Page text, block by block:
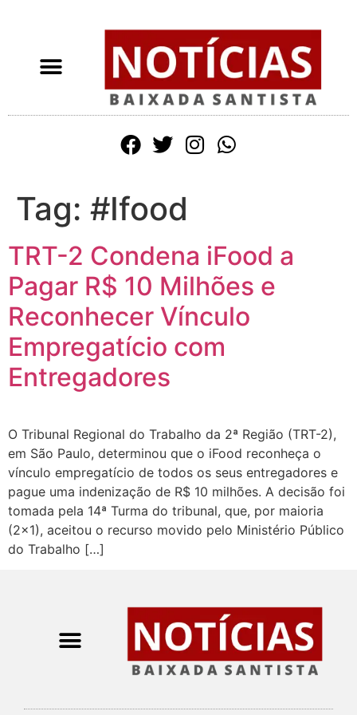
Tag: #Ifood
TRT-2 Condena iFood a
Pagar R$ 10 Milhões e
Reconhecer Vínculo
Empregatício com
Entregadores
O Tribunal Regional do Trabalho da 2ª Região (TRT-2),
em São Paulo, determinou que o iFood reconheça o
vínculo empregatício de todos os seus entregadores e
pague uma indenização de R$ 10 milhões. A decisão foi
tomada pela 14ª Turma do tribunal, que, por maioria
(2×1), aceitou o recurso movido pelo Ministério Público
do Trabalho […]